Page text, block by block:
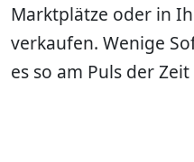
Marktplätze oder in
verkaufen. Wenige
es so am Puls der